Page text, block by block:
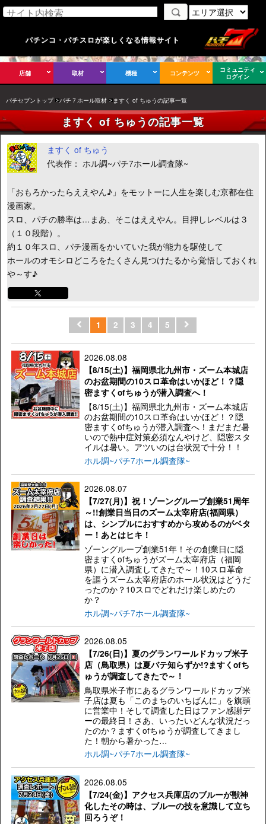
パチンコ・パチスロが楽しくなる情報サイト
店舗 取材 機種 コンテンツ
コミュニティ
ログイン
パチセブントップ パチ７ホール取材 ますく of ちゅうの記事一覧
ますく of ちゅうの記事一覧
ますく of ちゅう
代表作： ホル調~パチ7ホール調査隊~
「おもろかったらええやん♪」をモットーに人生を楽しむ京都在住
漫画家。
スロ、パチの勝率は…まあ、そこはええやん。目押しレベルは３
（１０段階）。
約１０年スロ、パチ漫画をかいていた我が能力を駆使して
ホールのオモシロどころをたくさん見つけたるから覚悟しておくれ
や～す♪
1 2 3 4 5
2026.08.08
【8/15(土)】福岡県北九州市・ズーム本城店
のお盆期間の10スロ革命はいかほど！？隠
密ますくofちゅうが潜入調査へ！
【8/15(土)】福岡県北九州市・ズーム本城店
のお盆期間の10スロ革命はいかほど！？隠
密ますくofちゅうが潜入調査へ！まだまだ暑
いので熱中症対策必須なんやけど、隠密スタ
イルは暑い。アツいのは台状況で十分！！
ホル調~パチ7ホール調査隊~
2026.08.07
【7/27(月)】祝！ゾーングループ創業51周年
～!!創業日当日のズーム太宰府店(福岡県）
は、シンプルにおすすめから攻めるのがベタ
ー！あとはヒキ！
ゾーングループ創業51年！その創業日に隠
密ますくofちゅうがズーム太宰府店（福岡
県）に潜入調査してきたで～！10スロ革命
を謳うズーム太宰府店のホール状況はどうだ
ったのか？10スロでどれだけ楽しめたの
か？
ホル調~パチ7ホール調査隊~
2026.08.05
【7/26(日)】夏のグランワールドカップ米子
店（鳥取県）は夏バテ知らずか!?ますくofち
ゅうが調査してきたで～！
鳥取県米子市にあるグランワールドカップ米
子店は夏も「このまちのいちばんに」を旗頭
に営業中！そして調査した日はファン感謝デ
ーの最終日！さあ、いったいどんな状況だっ
たのか？ますくofちゅうが調査してきまし
た！朝から暑かった…
ホル調~パチ7ホール調査隊~
2026.08.05
【7/24(金)】アクセス兵庫店のブルーが獣神
化したその時は、ブルーの技を意識して立ち
回ろうぞ！